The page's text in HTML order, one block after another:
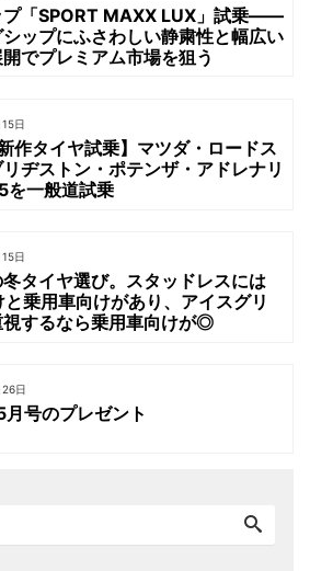
プ「SPORT MAXX LUX」試乗――
ップにふさわしい静粛性と幅広い
でプレミアム市場を狙う
日
作タイヤ試乗】マツダ・ロードス
ヂストン・ポテンザ・アドレナリ
を一般道試乗
日
タイヤ選び。スタッドレスには
乗用車向けがあり、アイスグリ
視するなら乗用車向けが◎
日
号のプレゼント